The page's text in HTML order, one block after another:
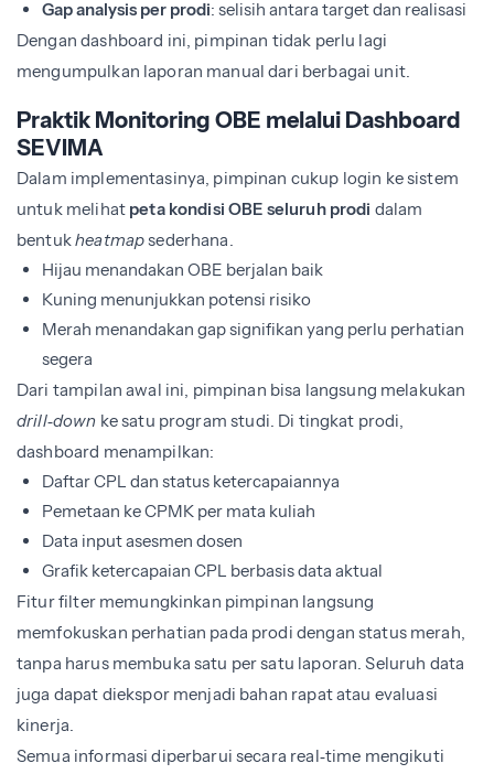
Gap analysis per prodi: selisih antara target dan realisasi
Dengan dashboard ini, pimpinan tidak perlu lagi
mengumpulkan laporan manual dari berbagai unit.
Praktik Monitoring OBE melalui Dashboard
SEVIMA
Dalam implementasinya, pimpinan cukup login ke sistem
untuk melihat peta kondisi OBE seluruh prodi dalam
bentukheatmapsederhana.
Hijau menandakan OBE berjalan baik
Kuning menunjukkan potensi risiko
Merah menandakan gap signifikan yang perlu perhatian
segera
Dari tampilan awal ini, pimpinan bisa langsung melakukan
drill‑down ke satu program studi. Di tingkat prodi,
dashboard menampilkan:
Daftar CPL dan status ketercapaiannya
Pemetaan ke CPMK per mata kuliah
Data input asesmen dosen
Grafik ketercapaian CPL berbasis data aktual
Fitur filter memungkinkan pimpinan langsung
memfokuskan perhatian pada prodi dengan status merah,
tanpa harus membuka satu per satu laporan. Seluruh data
juga dapat diekspor menjadi bahan rapat atau evaluasi
kinerja.
Semua informasi diperbarui secara real‑time mengikuti